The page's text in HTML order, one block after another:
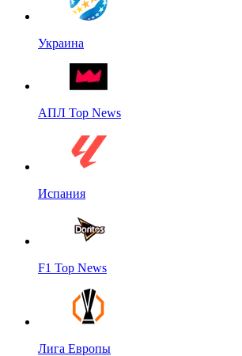
Украина
АПЛ Top News
Испания
F1 Top News
Лига Европы